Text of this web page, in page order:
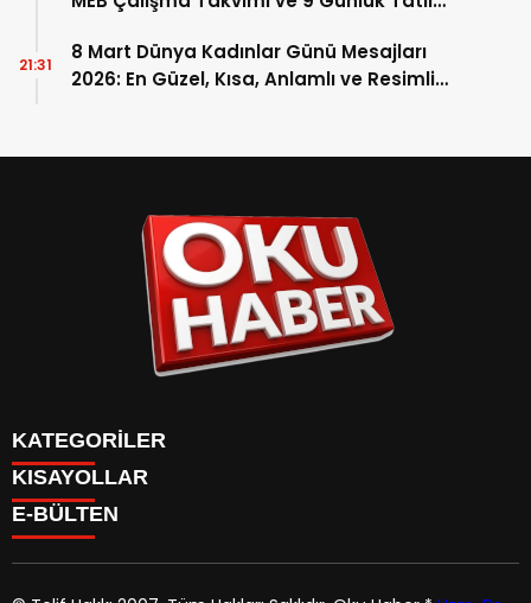
8 Mart Dünya Kadınlar Günü Mesajları
2026: En Güzel, Kısa, Anlamlı ve Resimli
21:31
KATEGORİLER
ANASAYFA
Gündem
KISAYOLLAR
ANASAYFA
Gündem
E-BÜLTEN